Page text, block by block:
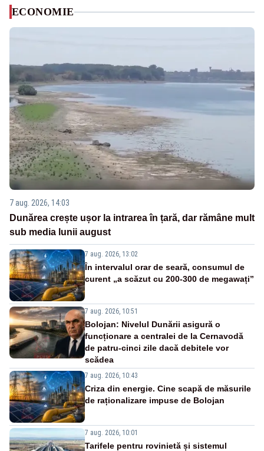
ECONOMIE
7 aug. 2026, 14:03
Dunărea crește ușor la intrarea în țară, dar rămâne mult
sub media lunii august
7 aug. 2026, 13:02
În intervalul orar de seară, consumul de
curent „a scăzut cu 200-300 de megawați”
7 aug. 2026, 10:51
Bolojan: Nivelul Dunării asigură o
funcționare a centralei de la Cernavodă
de patru-cinci zile dacă debitele vor
scădea
7 aug. 2026, 10:43
Criza din energie. Cine scapă de măsurile
de raționalizare impuse de Bolojan
7 aug. 2026, 10:01
Tarifele pentru rovinietă și sistemul